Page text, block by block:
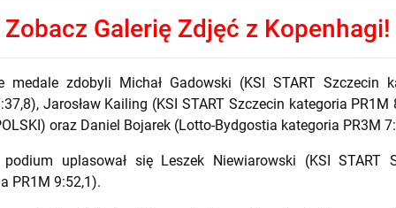
Zobacz Galerię Zdjęć z Kopenhagi!
medale zdobyli Michał Gadowski (KSI START Szczecin
Jarosław Kailing (KSI START Szczecin kategoria PR1M
oraz Daniel Bojarek (Lotto-Bydgostia kategoria PR3M
uplasował się Leszek Niewiarowski (KSI START
PR1M 9:52,1).